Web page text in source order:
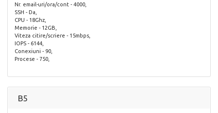
Nr. email-uri/ora/cont - 4000,
SSH - Da,
CPU - 18Ghz,
Memorie - 12GB,
Viteza citire/scriere - 15mbps,
IOPS - 6144,
Conexiuni - 90,
Procese - 750,
B5